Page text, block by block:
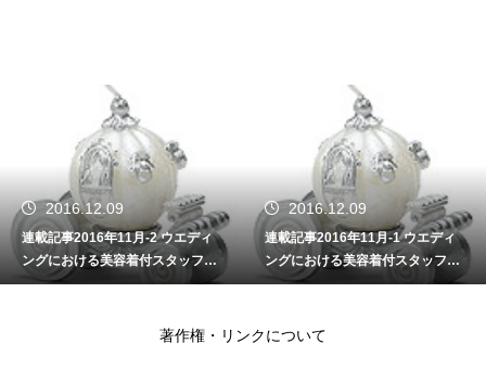
2016.12.09
連載記事2016年11月-2 ウエディ
ングにおける美容着付スタッフの
重要性
2016.12.09
連載記事2016年11月-1 ウエディ
ングにおける美容着付スタッフの
重要性
著作権・リンクについて